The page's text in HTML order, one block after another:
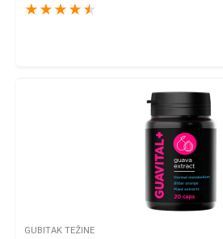
★ ★ ★ ★ ★
GUBITAK TEŽINE